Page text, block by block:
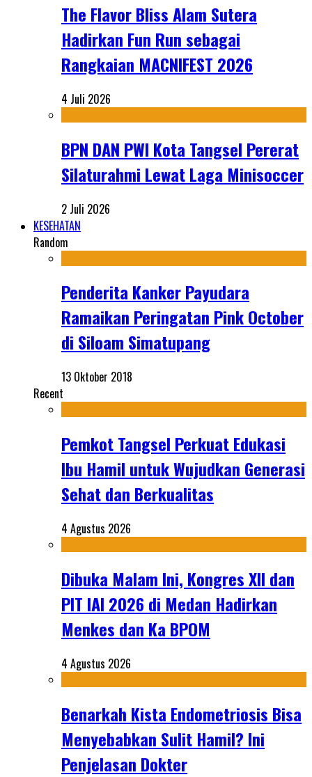
The Flavor Bliss Alam Sutera
Hadirkan Fun Run sebagai
Rangkaian MACNIFEST 2026
4 Juli 2026
BPN DAN PWI Kota Tangsel Pererat
Silaturahmi Lewat Laga Minisoccer
2 Juli 2026
KESEHATAN
Random
Penderita Kanker Payudara
Ramaikan Peringatan Pink October
di Siloam Simatupang
13 Oktober 2018
Recent
Pemkot Tangsel Perkuat Edukasi
Ibu Hamil untuk Wujudkan Generasi
Sehat dan Berkualitas
4 Agustus 2026
Dibuka Malam Ini, Kongres XII dan
PIT IAI 2026 di Medan Hadirkan
Menkes dan Ka BPOM
4 Agustus 2026
Benarkah Kista Endometriosis Bisa
Menyebabkan Sulit Hamil? Ini
Penjelasan Dokter